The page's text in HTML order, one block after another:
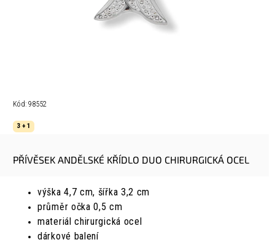
Kód: 98552
3 + 1
PŘÍVĚSEK ANDĚLSKÉ KŘÍDLO DUO CHIRURGICKÁ OCEL
výška 4,7 cm, šířka 3,2 cm
průměr očka 0,5 cm
materiál chirurgická ocel
dárkové balení